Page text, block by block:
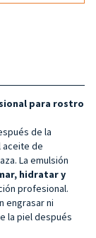
para rostro
de la
aceite de
La emulsión
hidratar y
profesional.
engrasar ni
la piel después